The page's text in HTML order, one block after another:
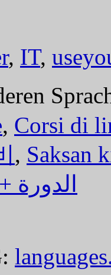
, IT,
, Corsi di
, Saksan
الدورة